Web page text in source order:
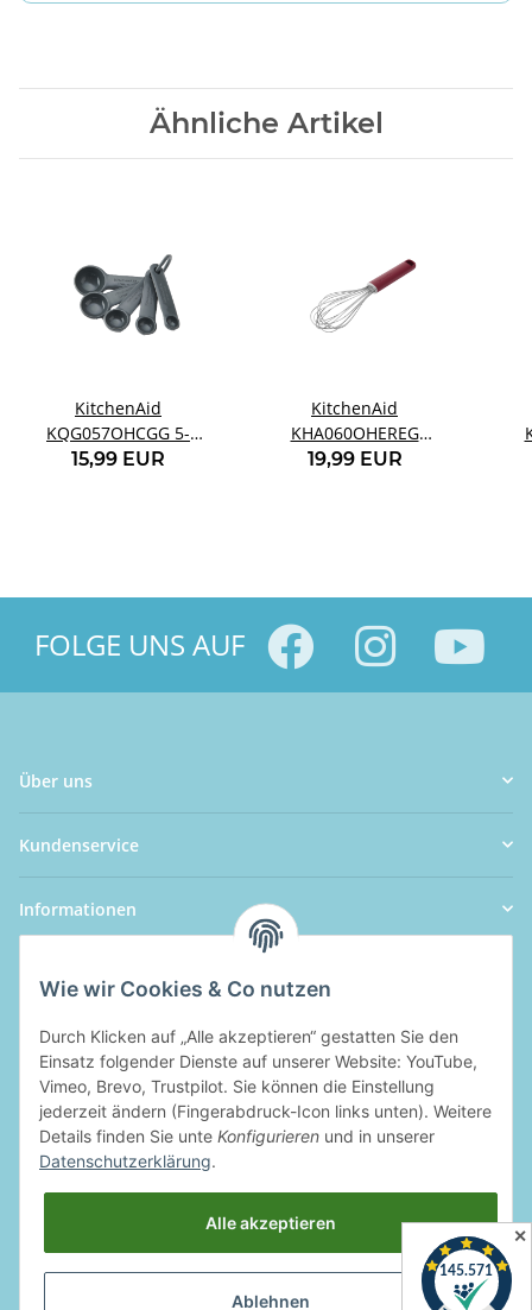
Ähnliche Artikel
KitchenAid
KQG057OHCGG 5-
teiliges Messlöffel-Set
15,99 EUR
KitchenAid
KHA060OHEREG
Schneebesen rot
19,99 EUR
FOLGE UNS AUF
Über uns
Kundenservice
Informationen
Wie wir Cookies & Co nutzen
Durch Klicken auf „Alle akzeptieren“ gestatten Sie den
Einsatz folgender Dienste auf unserer Website: YouTube,
Vimeo, Brevo, Trustpilot. Sie können die Einstellung
jederzeit ändern (Fingerabdruck-Icon links unten). Weitere
Details finden Sie unte Konfigurieren und in unserer
Datenschutzerklärung.
Alle akzeptieren
Ablehnen
✕